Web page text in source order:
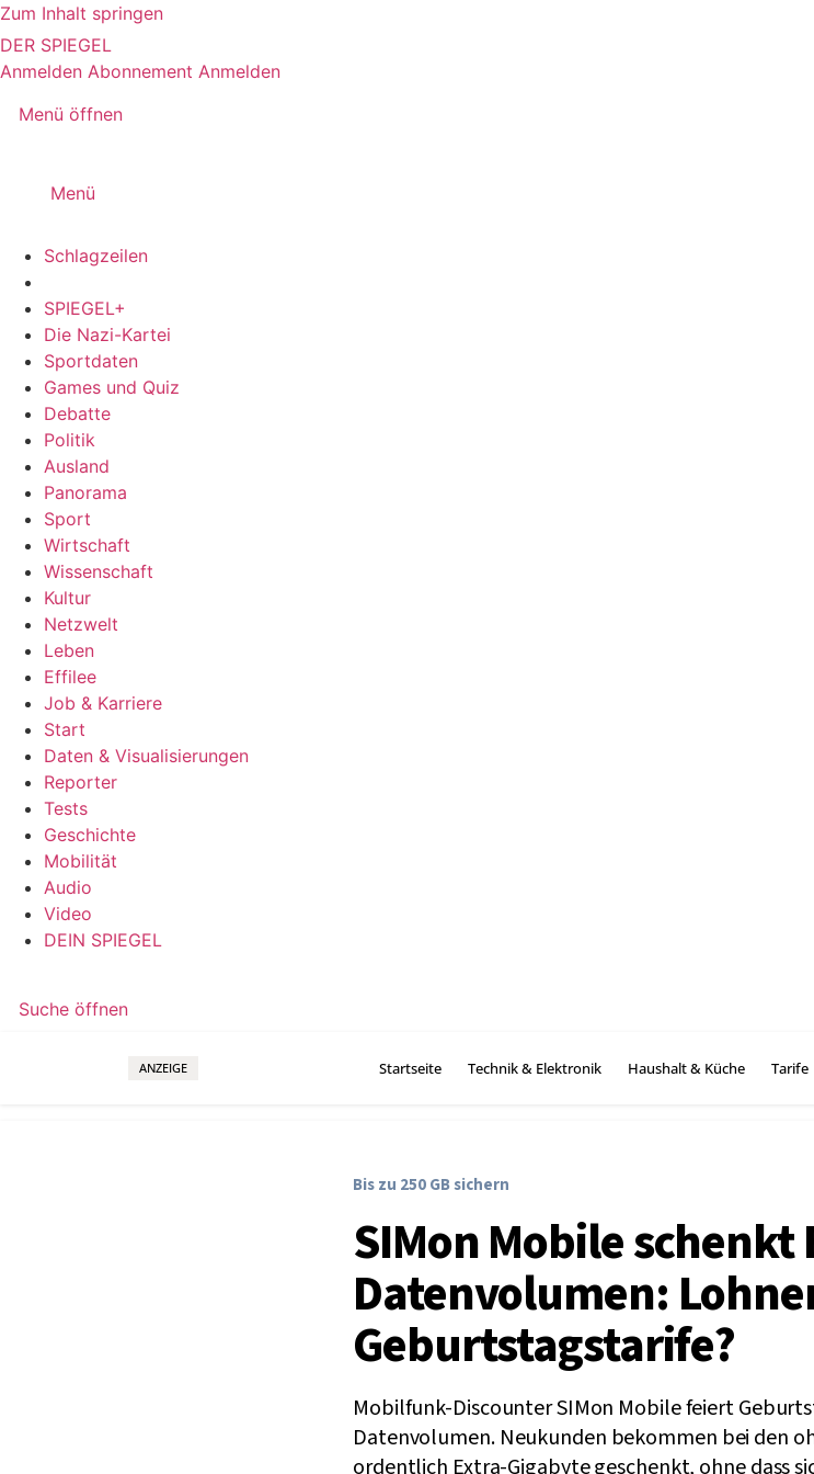
Zum Inhalt springen
DER SPIEGEL
Anmelden Abonnement Anmelden
Menü öffnen
Menü
Schlagzeilen
SPIEGEL+
Die Nazi-Kartei
Sportdaten
Games und Quiz
Debatte
Politik
Ausland
Panorama
Sport
Wirtschaft
Wissenschaft
Kultur
Netzwelt
Leben
Effilee
Job & Karriere
Start
Daten & Visualisierungen
Reporter
Tests
Geschichte
Mobilität
Audio
Video
DEIN SPIEGEL
Suche öffnen
Startseite Technik & Elektronik Haushalt & Küche Tarife
ANZEIGE
Bis zu 250 GB sichern
SIMon Mobile schenkt
Datenvolumen:
Geburtstagstarife?
Mobilfunk-Discounter SIMon Mobile feiert
Datenvolumen. Neukunden bekommen bei den
ordentlich Extra-Gigabyte geschenkt, ohne dass